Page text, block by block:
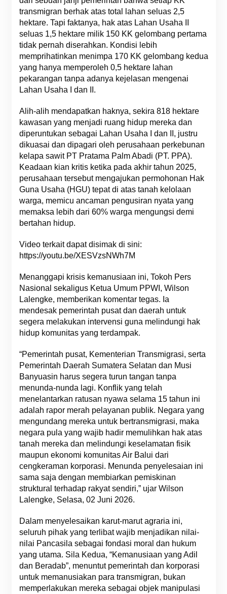
transmigran berhak atas total lahan seluas 2,5
hektare. Tapi faktanya, hak atas Lahan Usaha II
seluas 1,5 hektare milik 150 KK gelombang pertama
tidak pernah diserahkan. Kondisi lebih
memprihatinkan menimpa 170 KK gelombang kedua
yang hanya memperoleh 0,5 hektare lahan
pekarangan tanpa adanya kejelasan mengenai
Lahan Usaha I dan II.
Alih-alih mendapatkan haknya, sekira 818 hektare
kawasan yang menjadi ruang hidup mereka dan
diperuntukan sebagai Lahan Usaha I dan II, justru
dikuasai dan dipagari oleh perusahaan perkebunan
kelapa sawit PT Pratama Palm Abadi (PT. PPA).
Keadaan kian kritis ketika pada akhir tahun 2025,
perusahaan tersebut mengajukan permohonan Hak
Guna Usaha (HGU) tepat di atas tanah kelolaan
warga, memicu ancaman pengusiran nyata yang
memaksa lebih dari 60% warga mengungsi demi
bertahan hidup.
Video terkait dapat disimak di sini:
https://youtu.be/XESVzsNWh7M
Menanggapi krisis kemanusiaan ini, Tokoh Pers
Nasional sekaligus Ketua Umum PPWI, Wilson
Lalengke, memberikan komentar tegas. Ia
mendesak pemerintah pusat dan daerah untuk
segera melakukan intervensi guna melindungi hak
hidup komunitas yang terdampak.
“Pemerintah pusat, Kementerian Transmigrasi, serta
Pemerintah Daerah Sumatera Selatan dan Musi
Banyuasin harus segera turun tangan tanpa
menunda-nunda lagi. Konflik yang telah
menelantarkan ratusan nyawa selama 15 tahun ini
adalah rapor merah pelayanan publik. Negara yang
mengundang mereka untuk bertransmigrasi, maka
negara pula yang wajib hadir memulihkan hak atas
tanah mereka dan melindungi keselamatan fisik
maupun ekonomi komunitas Air Balui dari
cengkeraman korporasi. Menunda penyelesaian ini
sama saja dengan membiarkan pemiskinan
struktural terhadap rakyat sendiri,” ujar Wilson
Lalengke, Selasa, 02 Juni 2026.
Dalam menyelesaikan karut-marut agraria ini,
seluruh pihak yang terlibat wajib menjadikan nilai-
nilai Pancasila sebagai fondasi moral dan hukum
yang utama. Sila Kedua, “Kemanusiaan yang Adil
dan Beradab”, menuntut pemerintah dan korporasi
untuk memanusiakan para transmigran, bukan
memperlakukan mereka sebagai objek manipulasi